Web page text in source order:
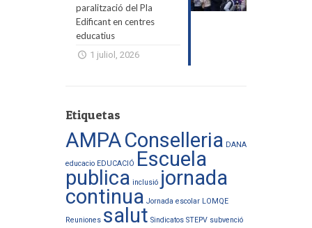
paralització del Pla
Edificant en centres
educatius
1 juliol, 2026
Etiquetas
AMPAConselleria DANA
educacio EDUCACIÓ Escuela
publica inclusió jornada
continua Jornada escolar LOMQE
Reuniones salut Sindicatos STEPV subvenció